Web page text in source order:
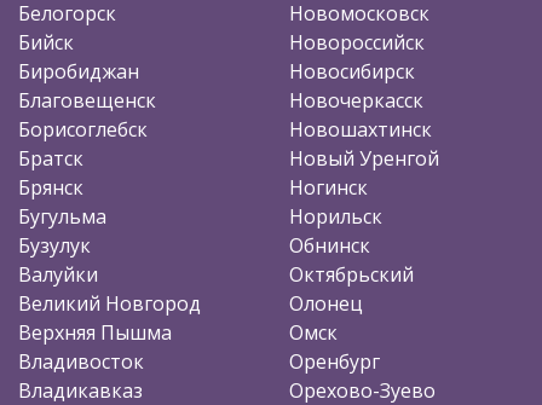
Белогорск
Бийск
Биробиджан
Благовещенск
Борисоглебск
Братск
Брянск
Бугульма
Бузулук
Валуйки
Великий Новгород
Верхняя Пышма
Владивосток
Владикавказ
Новомосковск
Новороссийск
Новосибирск
Новочеркасск
Новошахтинск
Новый Уренгой
Ногинск
Норильск
Обнинск
Октябрьский
Олонец
Омск
Оренбург
Орехово-Зуево